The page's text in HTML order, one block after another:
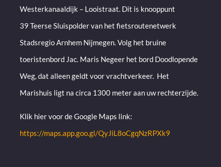
Westerkanaaldijk – Looistraat. Dit is knooppunt
39 Teerse Sluispolder van het fietsroutenetwerk
Stadsregio Arnhem Nijmegen. Volg het bruine
toeristenbord Jac. Maris Negeer het bord Doodlopende
Weg, dat alleen geldt voor vrachtverkeer. Het
Marishuis ligt na circa 1300 meter aan uw rechterzijde.
Klik hier voor de Google Maps link:
https://maps.app.goo.gl/QyJiL8oCgqNzRPXk9